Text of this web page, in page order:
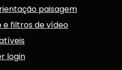
paisagem
e filtros de vídeo
login